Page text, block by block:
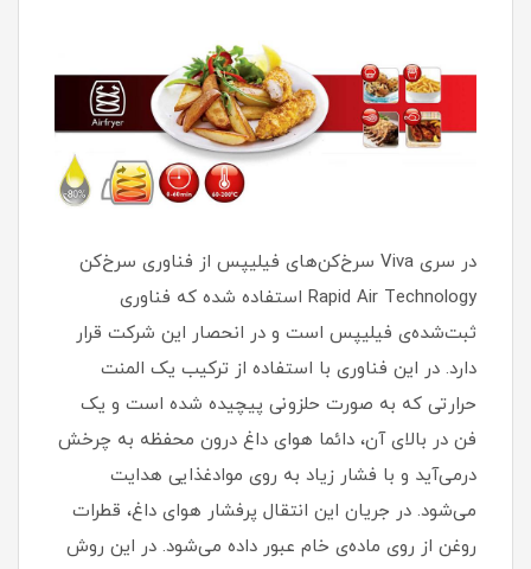
در سری Viva سرخ‌کن‌های فیلیپس از فناوری سرخ‌کن
Rapid Air Technology استفاده شده که فناوری
ثبت‌شده‌ی فیلیپس است و در انحصار این شرکت قرار
دارد. در این فناوری با استفاده از ترکیب یک المنت
حرارتی که به صورت حلزونی پیچیده شده‌ است و یک
فن در بالای آن، دائما هوای داغ درون محفظه به چرخش
درمی‌آید و با فشار زیاد به روی موادغذایی هدایت
می‌شود. در جریان این انتقال پرفشار هوای داغ، قطرات
روغن از روی ماده‌ی خام عبور داده می‌شود. در این روش